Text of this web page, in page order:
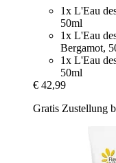
1x L'Eau
50ml
1x L'Eau
Bergamot,
1x L'Eau
50ml
€ 42,99
Gratis Zustellung